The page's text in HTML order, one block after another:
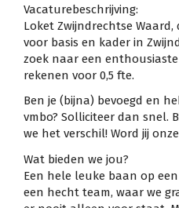
Vacaturebeschrijving:
Loket Zwijndrechtse
voor basis en kader in
zoek naar een
rekenen voor 0,5 fte.
Ben je (bijna) bevoegd en
vmbo? Solliciteer dan snel.
we het verschil! Word jij
Wat bieden we jou?
Een hele leuke baan op
een hecht team, waar we